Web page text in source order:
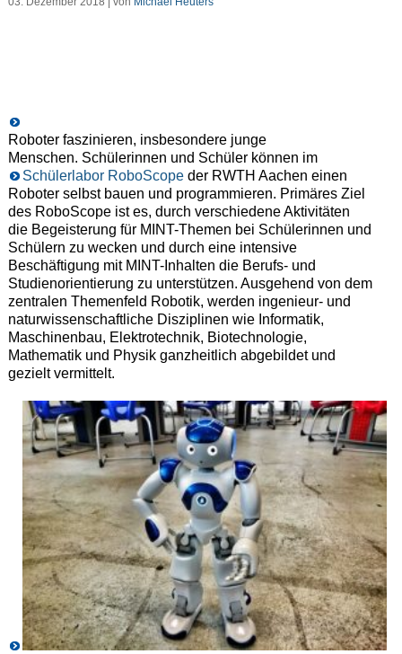
Roboter faszinieren, insbesondere junge
Menschen. Schülerinnen und Schüler können im
Schülerlabor RoboScopeder RWTH Aachen einen
Roboter selbst bauen und programmieren. Primäres Ziel
des RoboScope ist es, durch verschiedene Aktivitäten
die Begeisterung für MINT-Themen bei Schülerinnen und
Schülern zu wecken und durch eine intensive
Beschäftigung mit MINT-Inhalten die Berufs- und
Studienorientierung zu unterstützen. Ausgehend von dem
zentralen Themenfeld Robotik, werden ingenieur- und
naturwissenschaftliche Disziplinen wie Informatik,
Maschinenbau, Elektrotechnik, Biotechnologie,
Mathematik und Physik ganzheitlich abgebildet und
gezielt vermittelt.